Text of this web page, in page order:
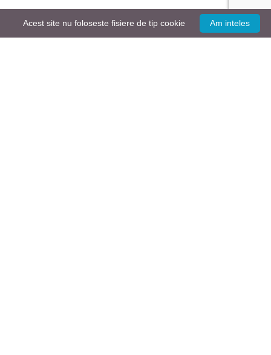
Am inteles
Acest site nu foloseste fisiere de tip cookie